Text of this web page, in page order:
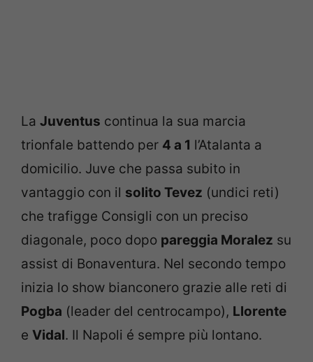
La Juventus continua la sua marcia
trionfale battendo per 4 a 1 l’Atalanta a
domicilio. Juve che passa subito in
vantaggio con il solito Tevez (undici reti)
che trafigge Consigli con un preciso
diagonale, poco dopo pareggia Moralez su
assist di Bonaventura. Nel secondo tempo
inizia lo show bianconero grazie alle reti di
Pogba (leader del centrocampo), Llorente
e Vidal. Il Napoli é sempre più lontano.